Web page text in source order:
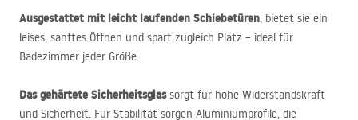
Ausgestattet mit leicht laufenden Schiebetüren, bietet sie ein
leises, sanftes Öffnen und spart zugleich Platz – ideal für
Badezimmer jeder Größe.
Das gehärtete Sicherheitsglassorgt für hohe Widerstandskraft
und Sicherheit. Für Stabilität sorgen Aluminiumprofile, die